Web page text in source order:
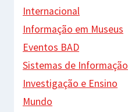
Internacional
Informação em Museus
Eventos BAD
Sistemas de Informação
Investigação e Ensino
Mundo